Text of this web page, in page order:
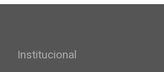
Institucional